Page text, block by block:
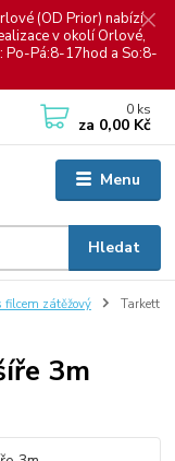
(OD Prior) nabízí
v okolí Orlové,
Po-Pá:8-17hod a So:8-
Menu
Hledat
0 ks
za 0,00 Kč
filcem zátěžový
Tarkett
3m